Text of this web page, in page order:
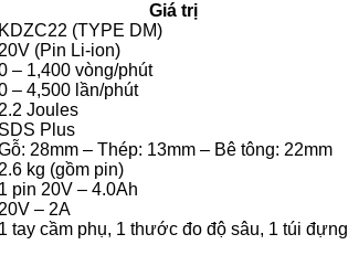
Giá trị
KDZC22 (TYPE DM)
20V (Pin Li-ion)
– 1,400 vòng/phút
– 4,500 lần/phút
2.2 Joules
SDS Plus
28mm – Thép: 13mm – Bê tông: 22mm
2.6 kg (gồm pin)
1 pin 20V – 4.0Ah
20V – 2A
1 tay cầm phụ, 1 thước đo độ sâu, 1 túi đựng